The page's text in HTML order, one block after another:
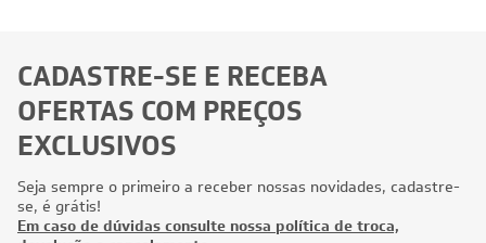
CADASTRE-SE E RECEBA
OFERTAS COM PREÇOS
EXCLUSIVOS
Seja sempre o primeiro a receber nossas novidades, cadastre-
se, é grátis!
Em caso de dúvidas consulte nossa política de troca,